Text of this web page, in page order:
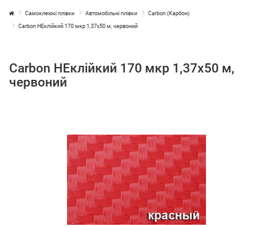
Самоклеючі плівки Автомобільні плівки Carbon (Карбон)
Carbon НЕклійкий 170 мкр 1,37х50 м, червоний
Carbon НЕклійкий 170 мкр 1,37х50 м,
червоний